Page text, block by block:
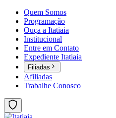
Quem Somos
Programação
Ouça a Itatiaia
Institucional
Entre em Contato
Expediente Itatiaia
Filiadas
Afiliadas
Trabalhe Conosco